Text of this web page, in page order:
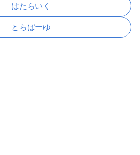
はたらいく
とらばーゆ